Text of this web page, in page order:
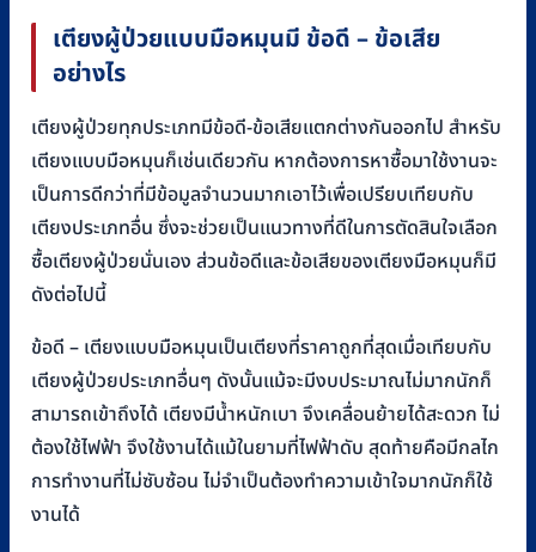
เตียงผู้ป่วยแบบมือหมุนมี ข้อดี – ข้อเสีย
อย่างไร
เตียงผู้ป่วยทุกประเภทมีข้อดี-ข้อเสียแตกต่างกันออกไป สำหรับ
เตียงแบบมือหมุนก็เช่นเดียวกัน หากต้องการหาซื้อมาใช้งานจะ
เป็นการดีกว่าที่มีข้อมูลจำนวนมากเอาไว้เพื่อเปรียบเทียบกับ
เตียงประเภทอื่น ซึ่งจะช่วยเป็นแนวทางที่ดีในการตัดสินใจเลือก
ซื้อเตียงผู้ป่วยนั่นเอง ส่วนข้อดีและข้อเสียของเตียงมือหมุนก็มี
ดังต่อไปนี้
ข้อดี – เตียงแบบมือหมุนเป็นเตียงที่ราคาถูกที่สุดเมื่อเทียบกับ
เตียงผู้ป่วยประเภทอื่นๆ ดังนั้นแม้จะมีงบประมาณไม่มากนักก็
สามารถเข้าถึงได้ เตียงมีน้ำหนักเบา จึงเคลื่อนย้ายได้สะดวก ไม่
ต้องใช้ไฟฟ้า จึงใช้งานได้แม้ในยามที่ไฟฟ้าดับ สุดท้ายคือมีกลไก
การทำงานที่ไม่ซับซ้อน ไม่จำเป็นต้องทำความเข้าใจมากนักก็ใช้
งานได้